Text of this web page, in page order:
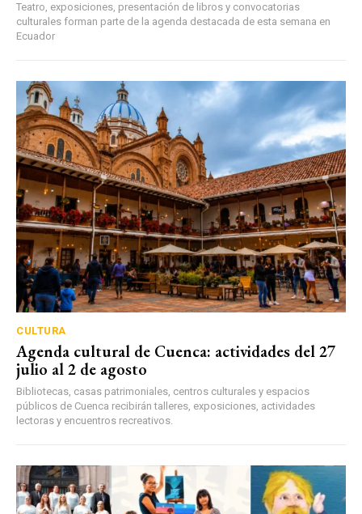
Teatro, exposiciones, presentación de libros y convocatorias
culturales forman parte de la agenda destacada de esta semana en
Ecuador
CULTURA
Agenda cultural de Cuenca: actividades del 27
julio al 2 de agosto
Bibliotecas, casas patrimoniales, centros culturales y espacios
públicos de Cuenca recibirán talleres, exposiciones, actividades
lectoras y encuentros recreativos.